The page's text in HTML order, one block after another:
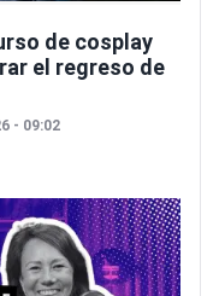
de cosplay
el regreso de
- 09:02